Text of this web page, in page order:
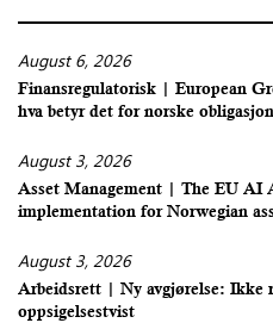
August 6, 2026
Finansregulatorisk | European
hva betyr det for norske
August 3, 2026
Asset Management | The EU AI
implementation for Norwegian
August 3, 2026
Arbeidsrett | Ny avgjørelse: Ikke
oppsigelsestvist